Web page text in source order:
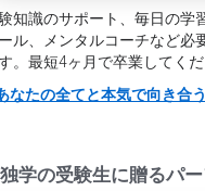
知識のサポート、毎日の学
ル、メンタルコーチなど必
。最短4ヶ月で卒業してくだ
なたの全てと本気で向き合
独学の受験生に贈るパ